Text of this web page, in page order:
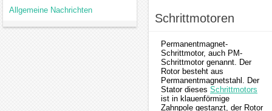
Allgemeine Nachrichten
Schrittmotoren
Permanentmagnet-
Schrittmotor, auch PM-
Schrittmotor genannt. Der
Rotor besteht aus
Permanentmagnetstahl. Der
Stator dieses Schrittmotors
ist in klauenförmige
Zahnpole gestanzt, der Rotor